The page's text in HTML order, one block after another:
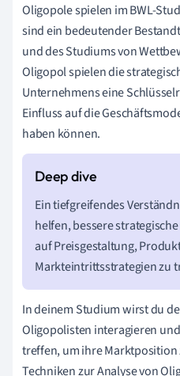
Oligopole spielen im BWL-
sind ein bedeutender
und des Studiums von
Oligopol spielen die
Unternehmens eine
Einfluss auf die
haben können.
Ein tiefgreifendes
helfen, bessere
auf Preisgestaltung,
Markteintrittsstrategien zu
In deinem Studium wirst du
Oligopolisten interagieren
treffen, um ihre Marktposition
Techniken zur Analyse von